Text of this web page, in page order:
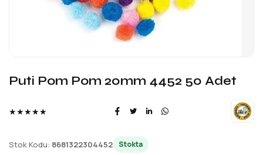
Puti Pom Pom 20mm 4452 50 Adet
★★★★★
Stok Kodu: 8681322304452 Stokta